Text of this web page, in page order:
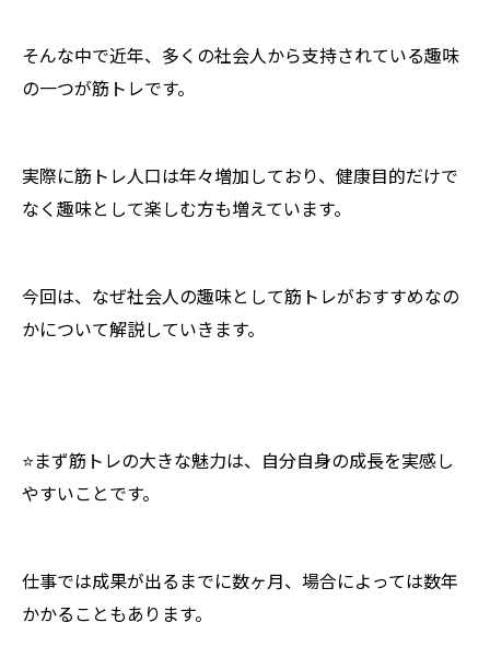
そんな中で近年、多くの社会人から支持されている趣味
の一つが筋トレです。
実際に筋トレ人口は年々増加しており、健康目的だけで
なく趣味として楽しむ方も増えています。
今回は、なぜ社会人の趣味として筋トレがおすすめなの
かについて解説していきます。
⭐️まず筋トレの大きな魅力は、自分自身の成長を実感し
やすいことです。
仕事では成果が出るまでに数ヶ月、場合によっては数年
かかることもあります。